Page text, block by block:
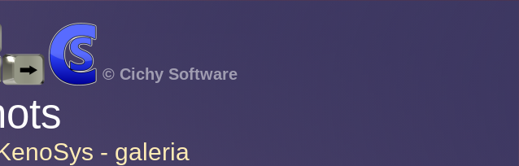
© Cichy Software
- galeria